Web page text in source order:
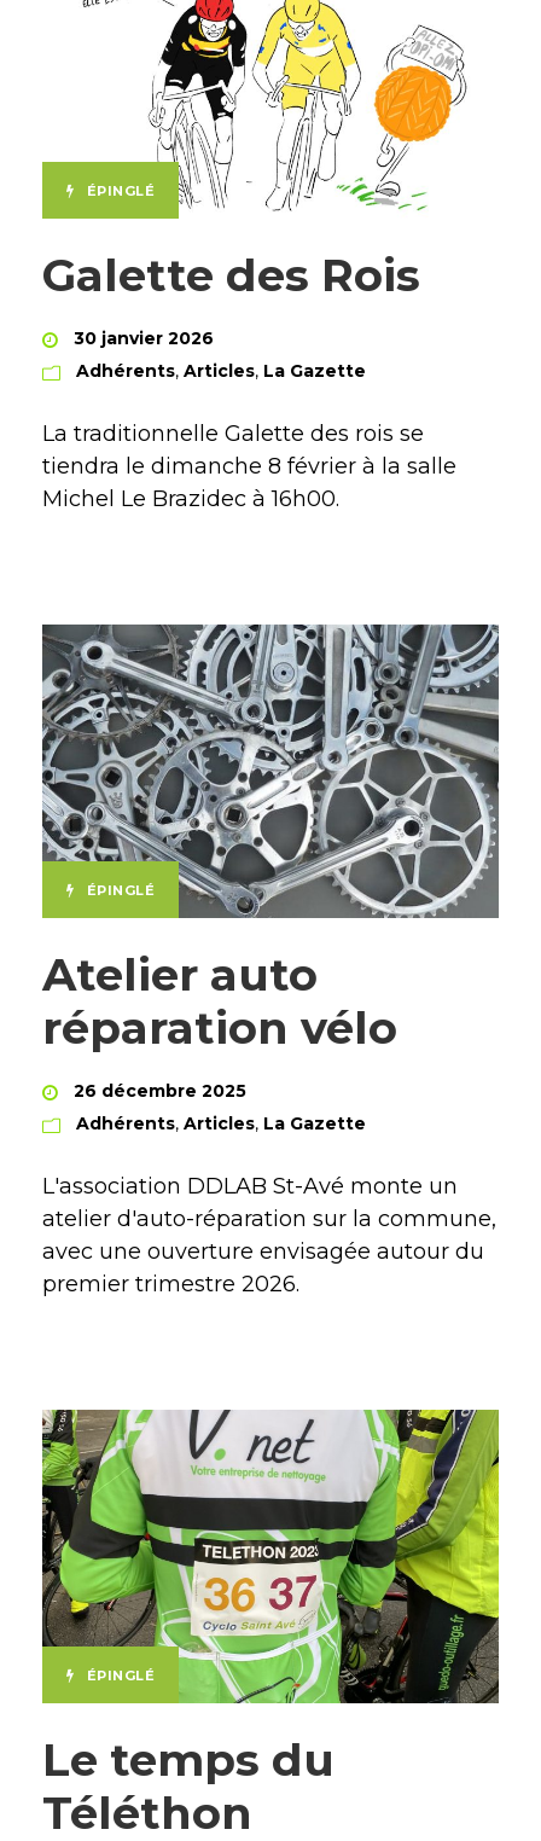
ÉPINGLÉ
Galette des Rois
30 janvier 2026
Adhérents, Articles, La Gazette
La traditionnelle Galette des rois se
tiendra le dimanche 8 février à la salle
Michel Le Brazidec à 16h00.
ÉPINGLÉ
Atelier auto
réparation vélo
26 décembre 2025
Adhérents, Articles, La Gazette
L'association DDLAB St-Avé monte un
atelier d'auto-réparation sur la commune,
avec une ouverture envisagée autour du
premier trimestre 2026.
ÉPINGLÉ
Le temps du
Téléthon